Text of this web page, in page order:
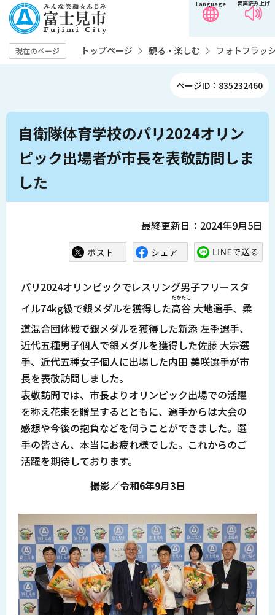
の
ペ
ー
音声読み上げ
Language
現在のページ トップページ 観る・楽しむ フォトフラッ
ページID：835232460
本
自衛隊体育学校のパリ2024オリン
ピック出場者が市長を表敬訪問しま
した
最終更新日：2024年9月5日
パリ2024オリンピックでレスリング男子フリースタ
イル74kg級で銀メダルを獲得した高谷
たかたに
大地選手、柔
道混合団体戦で銀メダルを獲得した新添 左季選手、
近代五種男子個人で銀メダルを獲得した佐藤 大宗選
手、近代五種女子個人に出場した内田 美咲選手が市
長を表敬訪問しました。
表敬訪問では、市長よりオリンピック出場での活躍
を称え花束を贈呈するとともに、選手からは大会の
感想や今後の抱負などを伺うことができました。選
手の皆さん、本当にお疲れ様でした。これからのご
活躍を期待しております。
撮影／令和6年9月3日